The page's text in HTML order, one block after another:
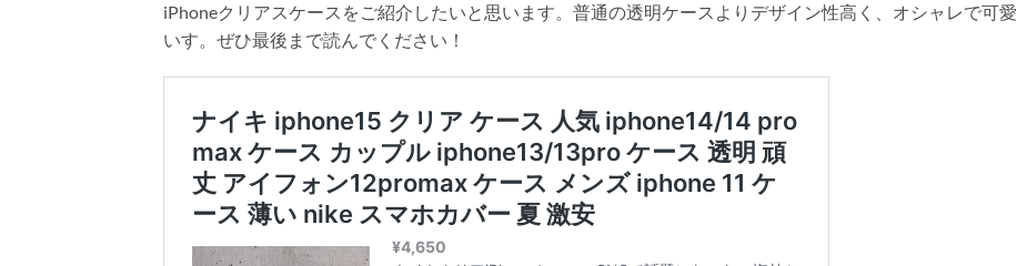
iPhoneクリアスケースをご紹介したいと思います。普通の透明ケースよりデザイン性高く、オシャレで可愛
いす。ぜひ最後まで読んでください！